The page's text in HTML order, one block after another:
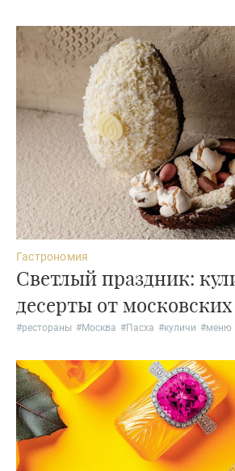
Гастрономия
Светлый праздник:
десерты от
#рестораны #Москва #Пасха #куличи #меню